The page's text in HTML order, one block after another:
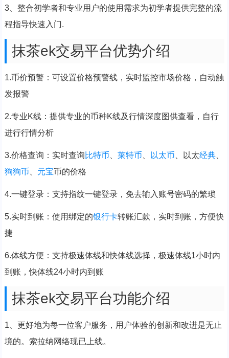
3、整合初学者和专业用户的使用需求为初学者提供完整的流
程指导快速入门.
抹茶ek交易平台优势介绍
1.币价预警：可设置价格预警线，实时监控市场价格，自动触
发报警
2.专业K线：提供专业的币种K线及行情深度图供查看，自行
进行行情分析
3.价格查询：实时查询比特币 莱特币 以太币 、以太经典、
狗狗币 元宝币的价格
4.一键登录：支持指纹一键登录，免去输入账号密码的繁琐
5.实时到账：使用绑定的银行卡转账汇款，实时到账，方便快
捷
6.体线方便：支持极速体线和快体线选择，极速体线1小时内
到账，快体线24小时内到账
抹茶ek交易平台功能介绍
1、更好地为每一位客户服务，用户体验的创新和改进是无止
境的。索拉纳网络现已上线。